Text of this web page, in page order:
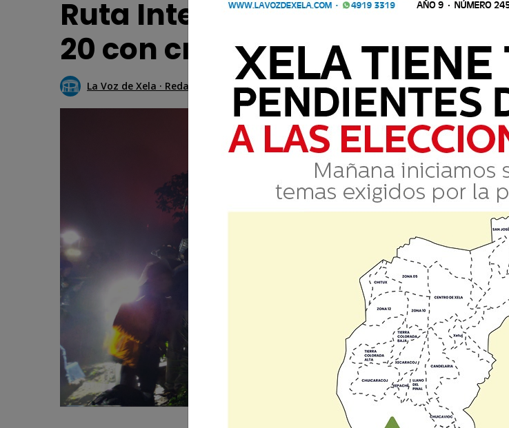
Ruta Interamericana: 10
20 con crisis verviosa
La Voz de Xela · Redacción 8 Julio 2024 10:10